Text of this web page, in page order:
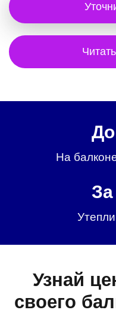
До
На
Узнай
своего